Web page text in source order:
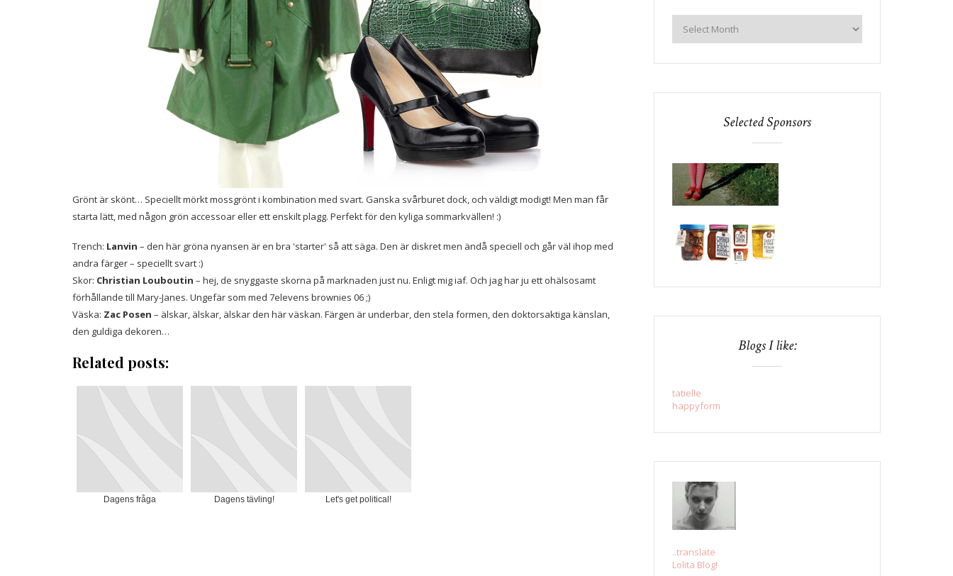
Grönt är skönt… Speciellt mörkt mossgrönt i kombination med svart. Ganska svårburet dock, och väldigt modigt! Men man får
starta lätt, med någon grön accessoar eller ett enskilt plagg. Perfekt för den kyliga sommarkvällen! :)
Trench: Lanvin – den här gröna nyansen är en bra 'starter' så att säga. Den är diskret men ändå speciell och går väl ihop med
andra färger – speciellt svart :)
Skor: Christian Louboutin – hej, de snyggaste skorna på marknaden just nu. Enligt mig iaf. Och jag har ju ett ohälsosamt
förhållande till Mary-Janes. Ungefär som med 7elevens brownies 06 ;)
Väska: Zac Posen – älskar, älskar, älskar den här väskan. Färgen är underbar, den stela formen, den doktorsaktiga känslan,
den guldiga dekoren…
Related posts:
Dagens fråga Dagens tävling! Let's get political!
Selected Sponsors
Blogs I like:
tatielle
happyform
..translate
Lolita Blog!